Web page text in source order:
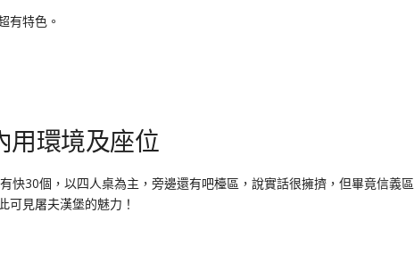
有特色。
用環境及座位
快30個，以四人桌為主，旁邊還有吧檯區，說實話很擁擠，但畢竟信義區
可見屠夫漢堡的魅力！